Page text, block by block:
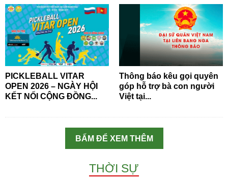
PICKLEBALL VITAR
OPEN 2026 – NGÀY HỘI
KẾT NỐI CỘNG ĐỒNG...
Thông báo kêu gọi quyên
góp hỗ trợ bà con người
Việt tại...
BẤM ĐỂ XEM THÊM
THỜI SỰ